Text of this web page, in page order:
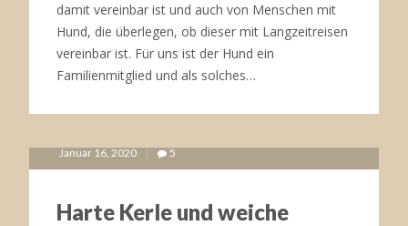
damit vereinbar ist und auch von Menschen mit
Hund, die überlegen, ob dieser mit Langzeitreisen
vereinbar ist. Für uns ist der Hund ein
Familienmitglied und als solches…
Januar 16, 2020 5
Harte Kerle und weiche